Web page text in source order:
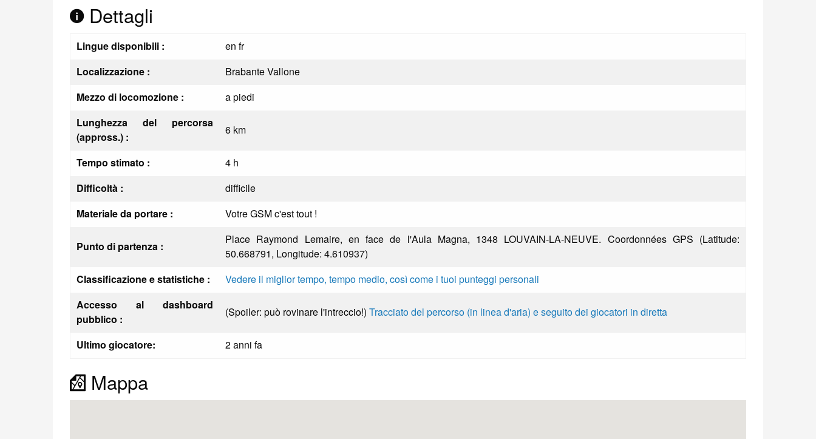
Dettagli
Lingue disponibili :
en fr
Localizzazione :
Brabante Vallone
Mezzo di locomozione :
a piedi
Lunghezza del percorsa
(appross.) :
6 km
Tempo stimato :
4 h
Difficoltà :
difficile
Materiale da portare :
Votre GSM c'est tout !
Punto di partenza :
Place Raymond Lemaire, en face de l'Aula Magna, 1348 LOUVAIN-LA-NEUVE. Coordonnées GPS (Latitude:
50.668791, Longitude: 4.610937)
Classificazione e statistiche :
Vedere il miglior tempo, tempo medio, così come i tuoi punteggi personali
Accesso al dashboard
pubblico :
(Spoiler: può rovinare l'intreccio!) Tracciato del percorso (in linea d'aria) e seguito dei giocatori in diretta
Ultimo giocatore: 2 anni fa
Mappa